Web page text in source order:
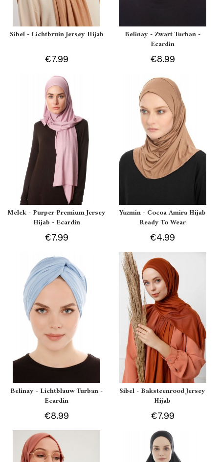
Sibel - Lichtbruin Jersey Hijab
€7.99
Belinay - Zwart Turban -
Ecardin
€8.99
Melek - Purper Premium Jersey
Hijab - Ecardin
€7.99
Yazmin - Cocoa Amira Hijab
Ready To Wear
€4.99
Belinay - Lichtblauw Turban -
Ecardin
€8.99
Sibel - Baksteenrood Jersey
Hijab
€7.99